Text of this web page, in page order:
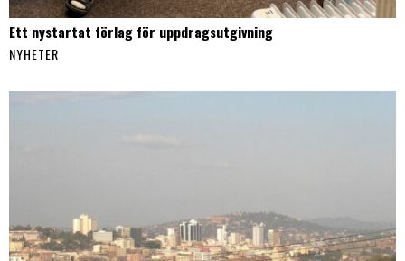
Ett nystartat förlag för uppdragsutgivning
NYHETER